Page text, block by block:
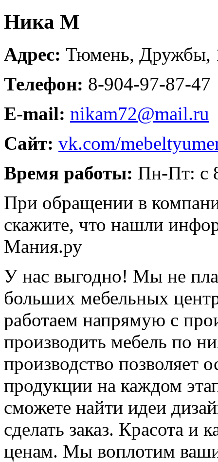
Ника М
Адрес: Тюмень, Дружбы,
Телефон: 8-904-97-87-47
E-mail: nikam72@mail.ru
Сайт: vk.com/
Время работы: Пн-Пт: с
При обращении в
скажите, что нашли
Мания.ру
У нас выгодно! Мы не
больших мебельных
работаем напрямую с
производить мебель по
производство позволяет
продукции на каждом
сможете найти идеи
сделать заказ. Красота
ценам. Мы воплотим